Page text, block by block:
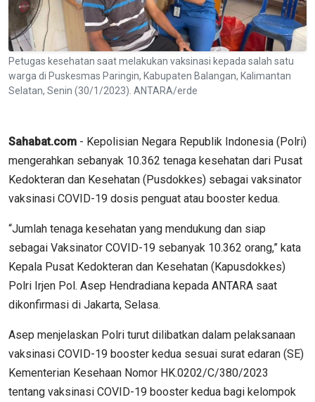
Petugas kesehatan saat melakukan vaksinasi kepada salah satu
warga di Puskesmas Paringin, Kabupaten Balangan, Kalimantan
Selatan, Senin (30/1/2023). ANTARA/erde
Sahabat.com - Kepolisian Negara Republik Indonesia (Polri)
mengerahkan sebanyak 10.362 tenaga kesehatan dari Pusat
Kedokteran dan Kesehatan (Pusdokkes) sebagai vaksinator
vaksinasi COVID-19 dosis penguat atau booster kedua.
“Jumlah tenaga kesehatan yang mendukung dan siap
sebagai Vaksinator COVID-19 sebanyak 10.362 orang,” kata
Kepala Pusat Kedokteran dan Kesehatan (Kapusdokkes)
Polri Irjen Pol. Asep Hendradiana kepada ANTARA saat
dikonfirmasi di Jakarta, Selasa.
Asep menjelaskan Polri turut dilibatkan dalam pelaksanaan
vaksinasi COVID-19 booster kedua sesuai surat edaran (SE)
Kementerian Kesehaan Nomor HK.0202/C/380/2023
tentang vaksinasi COVID-19 booster kedua bagi kelompok